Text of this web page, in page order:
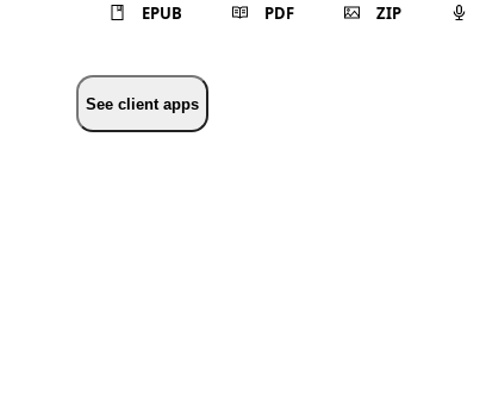
EPUB PDF ZIP
See client apps